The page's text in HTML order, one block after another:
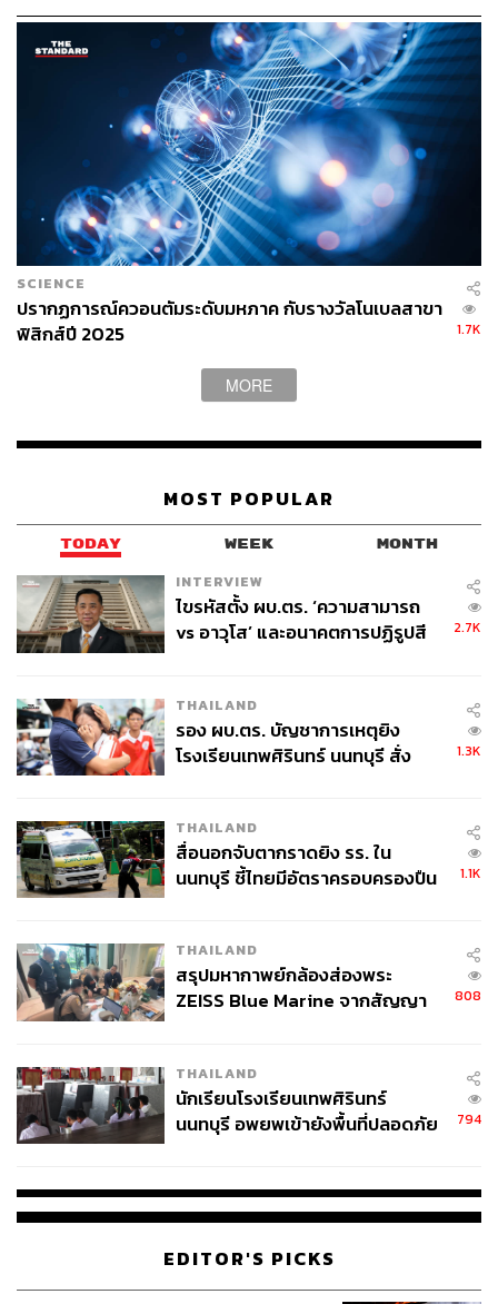
SCIENCE
ปรากฏการณ์ควอนตัมระดับมหภาค กับรางวัลโนเบลสาขา
ฟิสิกส์ปี 2025
1.7K
MORE
MOST POPULAR
TODAY WEEK MONTH
INTERVIEW
ไขรหัสตั้ง ผบ.ตร. ‘ความสามารถ
vs อาวุโส’ และอนาคตการปฏิรูปสี
2.7K
THAILAND
รอง ผบ.ตร. บัญชาการเหตุยิง
โรงเรียนเทพศิรินทร์ นนทบุรี สั่ง
1.3K
THAILAND
สื่อนอกจับตากราดยิง รร. ใน
นนทบุรี ชี้ไทยมีอัตราครอบครองปืน
1.1K
THAILAND
สรุปมหากาพย์กล้องส่องพระ
ZEISS Blue Marine จากสัญญา
จ่ายหนี้-แอบระบุแบรนด์
808
THAILAND
นักเรียนโรงเรียนเทพศิรินทร์
นนทบุรี อพยพเข้ายังพื้นที่ปลอดภัย
794
EDITOR'S PICKS